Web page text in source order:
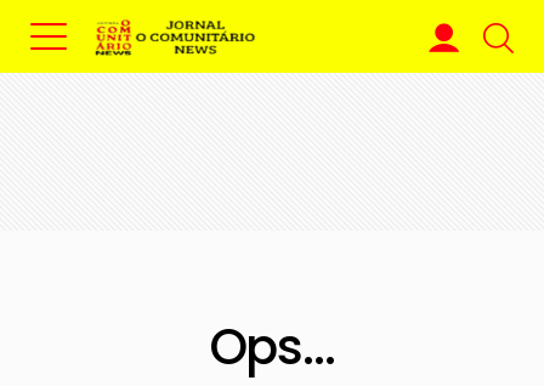
Ops...